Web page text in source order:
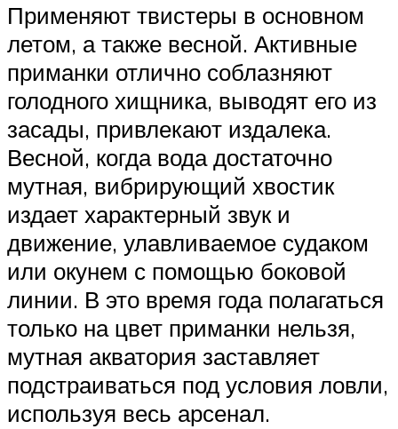
Применяют твистеры в основном
летом, а также весной. Активные
приманки отлично соблазняют
голодного хищника, выводят его из
засады, привлекают издалека.
Весной, когда вода достаточно
мутная, вибрирующий хвостик
издает характерный звук и
движение, улавливаемое судаком
или окунем с помощью боковой
линии. В это время года полагаться
только на цвет приманки нельзя,
мутная акватория заставляет
подстраиваться под условия ловли,
используя весь арсенал.